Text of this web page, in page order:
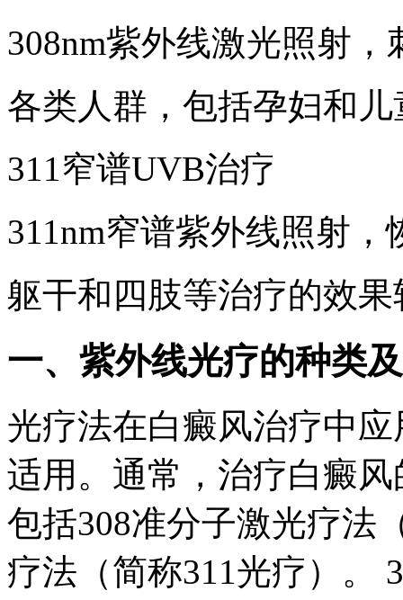
308nm紫外线激光照射
各类人群，包括孕妇和儿
311窄谱UVB治疗
311nm窄谱紫外线照射
躯干和四肢等治疗的效
一、紫外线光疗的种类
光疗法在白癜风治疗中
适用。通常，治疗白癜
包括308准分子激光疗法
疗法（简称311光疗）。